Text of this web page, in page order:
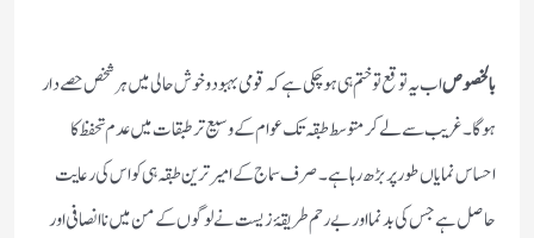
بالخصوصاب یہ توقع تو ختم ہی ہوچکی ہے کہ قومی بہبود و خوش حالی میں ہر شخص حصے دار
ہوگا۔غریب سے لے کر متوسط طبقہ تک عوام کے وسیع تر طبقات میں عدم تحفظ کا
احساس نمایاں طورپر بڑھ رہاہے۔صرف سماج کے امیرترین طبقہ ہی کواس کی رعایت
حاصل ہے جس کی بد نما اور بے رحم طریقۂ زیست نے لوگوں کے من میں نا انصافی اور